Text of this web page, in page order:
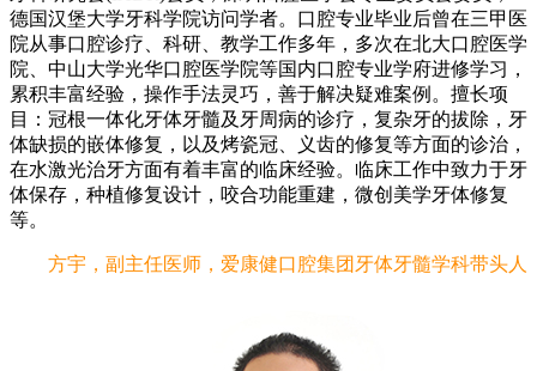
德国汉堡大学牙科学院访问学者。口腔专业毕业后曾在三甲医
院从事口腔诊疗、科研、教学工作多年，多次在北大口腔医学
院、中山大学光华口腔医学院等国内口腔专业学府进修学习，
累积丰富经验，操作手法灵巧，善于解决疑难案例。擅长项
目：冠根一体化牙体牙髓及牙周病的诊疗，复杂牙的拔除，牙
体缺损的嵌体修复，以及烤瓷冠、义齿的修复等方面的诊治，
在水激光治牙方面有着丰富的临床经验。临床工作中致力于牙
体保存，种植修复设计，咬合功能重建，微创美学牙体修复
等。
方宇，副主任医师，爱康健口腔集团牙体牙髓学科带头人